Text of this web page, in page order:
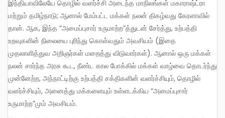
இந்தியாவிலேயே தொழில் வளர்ச்சி அடைந்த மாநிலங்கள் மகாராஷ்ட்ரா
மற்றும் தமிழ்நாடு; ஆனால் மேம்பட்ட மக்கள் நலன் திகழ்வது கேரளாவில்
தான். ஆக, இந்த “அமைப்புசார் உருமாற்ற”த்துடன் சேர்த்து, உற்பத்தி
உறவுகளின் நிலையை புரிந்து கொள்வதும் அவசியம் (இதை
முதலாளித்துவ அறிஞர்கள் மறைத்து விடுவார்கள்). ஆனால் ஒரு மக்கள்
நலன் சார்ந்த அரசு கூட, நீண்ட கால போக்கில் மக்கள் வாழ்வை தொடர்ந்து
முன்னேற்ற, அந்நாட்டிற்கு உற்பத்தி சக்திகளின் வளர்ச்சியும், தொழில்
வளர்ச்சியும், அனைத்து மக்களையும் உள்ளடக்கிய “அமைப்புசார்
உருமாற்ற”மும் அவசியம்.